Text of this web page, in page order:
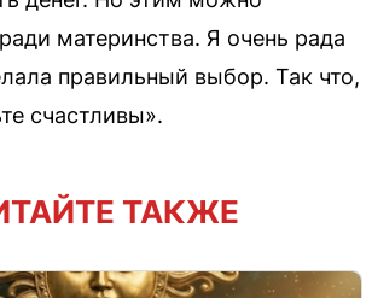
материнства. Я очень рада
правильный выбор. Так что,
счастливы».
ТАКЖЕ